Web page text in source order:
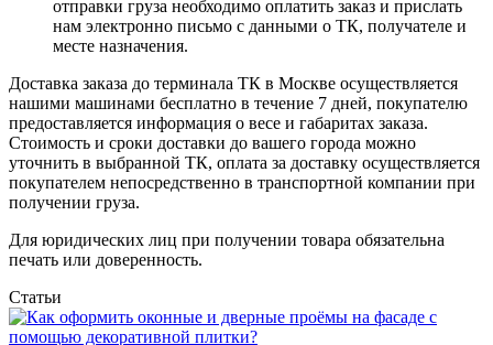
отправки груза необходимо оплатить заказ и прислать
нам электронно письмо с данными о ТК, получателе и
месте назначения.
Доставка заказа до терминала ТК в Москве осуществляется
нашими машинами бесплатно в течение 7 дней, покупателю
предоставляется информация о весе и габаритах заказа.
Стоимость и сроки доставки до вашего города можно
уточнить в выбранной ТК, оплата за доставку осуществляется
покупателем непосредственно в транспортной компании при
получении груза.
Для юридических лиц при получении товара обязательна
печать или доверенность.
Статьи